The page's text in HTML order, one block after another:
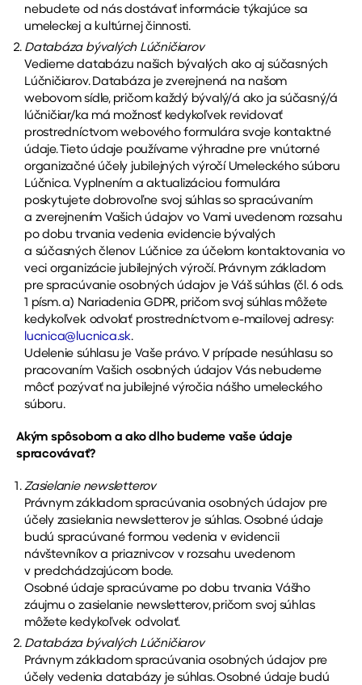
nebudete od nás dostávať informácie týkajúce sa
umeleckej a kultúrnej činnosti.
Databáza bývalých Lúčničiarov
Vedieme databázu našich bývalých ako aj súčasných
Lúčničiarov. Databáza je zverejnená na našom
webovom sídle, pričom každý bývalý/á ako ja súčasný/á
lúčničiar/ka má možnosť kedykoľvek revidovať
prostredníctvom webového formulára svoje kontaktné
údaje. Tieto údaje používame výhradne pre vnútorné
organizačné účely jubilejných výročí Umeleckého súboru
Lúčnica. Vyplnením a aktualizáciou formulára
poskytujete dobrovoľne svoj súhlas so spracúvaním
a zverejnením Vašich údajov vo Vami uvedenom rozsahu
po dobu trvania vedenia evidencie bývalých
a súčasných členov Lúčnice za účelom kontaktovania vo
veci organizácie jubilejných výročí. Právnym základom
pre spracúvanie osobných údajov je Váš súhlas (čl. 6 ods.
1 písm. a) Nariadenia GDPR, pričom svoj súhlas môžete
kedykoľvek odvolať prostredníctvom e-mailovej adresy:
lucnica@lucnica.sk.
Udelenie súhlasu je Vaše právo. V prípade nesúhlasu so
pracovaním Vašich osobných údajov Vás nebudeme
môcť pozývať na jubilejné výročia nášho umeleckého
súboru.
Akým spôsobom a ako dlho budeme vaše údaje
spracovávať?
Zasielanie newsletterov
Právnym základom spracúvania osobných údajov pre
účely zasielania newsletterov je súhlas. Osobné údaje
budú spracúvané formou vedenia v evidencii
návštevníkov a priaznivcov v rozsahu uvedenom
v predchádzajúcom bode.
Osobné údaje spracúvame po dobu trvania Vášho
záujmu o zasielanie newsletterov, pričom svoj súhlas
môžete kedykoľvek odvolať.
Databáza bývalých Lúčničiarov
Právnym základom spracúvania osobných údajov pre
účely vedenia databázy je súhlas. Osobné údaje budú